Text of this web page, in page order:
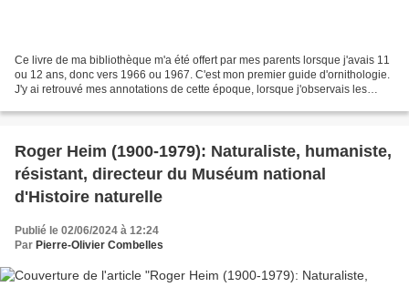
Ce livre de ma bibliothèque m'a été offert par mes parents lorsque j'avais 11
ou 12 ans, donc vers 1966 ou 1967. C'est mon premier guide d'ornithologie.
J'y ai retrouvé mes annotations de cette époque, lorsque j'observais les
Roger Heim (1900-1979): Naturaliste, humaniste,
résistant, directeur du Muséum national
d'Histoire naturelle
Publié le 02/06/2024 à 12:24
Par Pierre-Olivier Combelles